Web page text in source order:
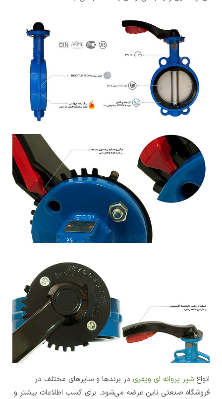
انواع شیر پروانه ای ویفری در برندها و سایزهای مختلف در
فروشگاه صنعتی ناین عرضه می‌شود. برای کسب اطلاعات بیشتر و